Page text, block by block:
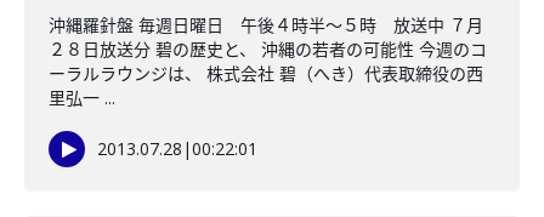
沖縄羅針盤 毎週日曜日 午後４時半～５時 放送中 ７月
２８日放送分 碧の歴史と、 沖縄の若者の可能性 今週のコ
ーラルラウンジは、 株式会社 碧（へき）代表取締役の西
里弘一 ...
2013.07.28 |00:22:01